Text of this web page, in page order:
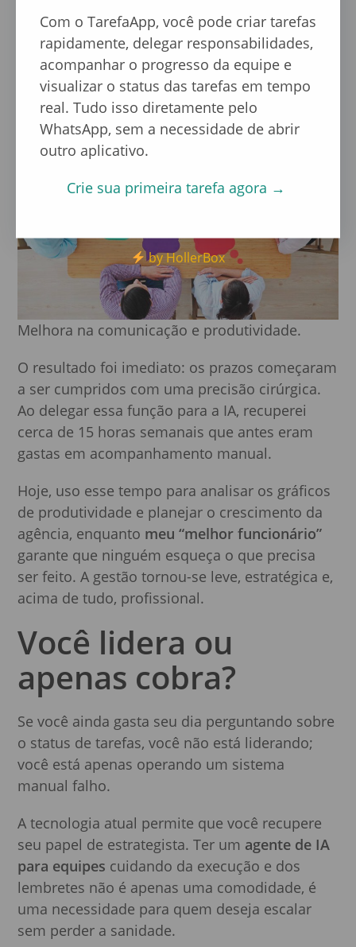
a tarefa X com prazo para hoje. Ela vale 6
pontos!”. Issocria um senso de
responsabilidade individualsem a fricção de
uma cobrança direta do chefe.
Melhora na comunicação e produtividade.
O resultado foi imediato: os prazos começaram
a ser cumpridos com uma precisão cirúrgica.
Ao delegar essa função para a IA, recuperei
cerca de 15 horas semanais que antes eram
gastas em acompanhamento manual.
Hoje, uso esse tempo para analisar os gráficos
de produtividade e planejar o crescimento da
agência, enquanto meu “melhor funcionário”
garante que ninguém esqueça o que precisa
ser feito. A gestão tornou-se leve, estratégica e,
acima de tudo, profissional.
Você lidera ou
apenas cobra?
Se você ainda gasta seu dia perguntando sobre
o status de tarefas, você não está liderando;
você está apenas operando um sistema
manual falho.
A tecnologia atual permite que você recupere
seu papel de estrategista. Ter um agente de IA
para equipes cuidando da execução e dos
lembretes não é apenas uma comodidade, é
uma necessidade para quem deseja escalar
sem perder a sanidade.
Com o TarefaApp, você pode criar tarefas
rapidamente, delegar responsabilidades,
acompanhar o progresso da equipe e
visualizar o status das tarefas em tempo
real. Tudo isso diretamente pelo
WhatsApp, sem a necessidade de abrir
outro aplicativo.
Crie sua primeira tarefa agora →
by HollerBox